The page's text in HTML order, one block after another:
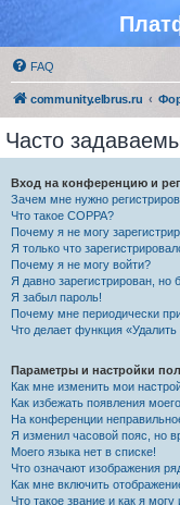
FAQ
community.elbrus.ru
Часто
Вход на конференцию и
Зачем мне нужно
Что такое COPPA?
Почему я не могу
Я только что
Почему я не могу войти?
Я давно зарегистрирован, но
Я забыл пароль!
Почему мне периодически
Что делает функция
Параметры и настройки
Как мне изменить мои
Как избежать появления
На конференции
Я изменил часовой пояс, но
Моего языка нет в списке!
Что означают изображения
Как мне включить
Что такое звание и как я могу